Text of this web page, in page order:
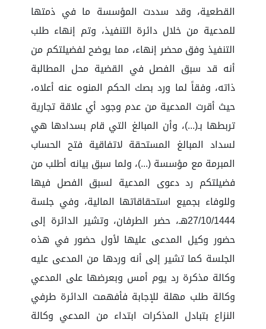
القطعية، وقد سددت المؤسسة ما في ذمتها
للمدعية من خلال دائرة التنفيذ، وتم إنهاء طلب
التنفيذ وفق محضر إنهاء، مما يوضح لفضيلتكم من
أنه قد سبق الفصل في القضية محل المطالبة
ذاته، وفقاً لما ورد بصك الحكم المنوه عنه أعلاه،
حيث أقرت المدعية من عدم وجود أي علاقة تجارية
تربطها بـ(...)، وأن المبالغ التي قام بسدادها هي
لسداد المبالغ المستحقة لاتفاقية فتح الحساب
المبرمة مع مؤسسة (...)، ولما سبق بيانه أطلب من
فضيلتكم رد دعوى المدعية لسبق الفصل فيها
وللوفاء بجميع استحقاقاتها المالية، وفي جلسة
27/10/1444هـ، حضر الطرفان، وتشير الدائرة إلى
حضور وكيل المدعى عليها لأول حضور في هذه
الجلسة كما تشير إلى أنه وردها من المدعى عليه
وكالة مذكرة رد يوم أمس وبعرضها على المدعي
وكالة طلب مهلة للإجابة فأفهمت الدائرة طرفي
النزاع بتبادل المذكرات ابتداء من المدعي وكالة